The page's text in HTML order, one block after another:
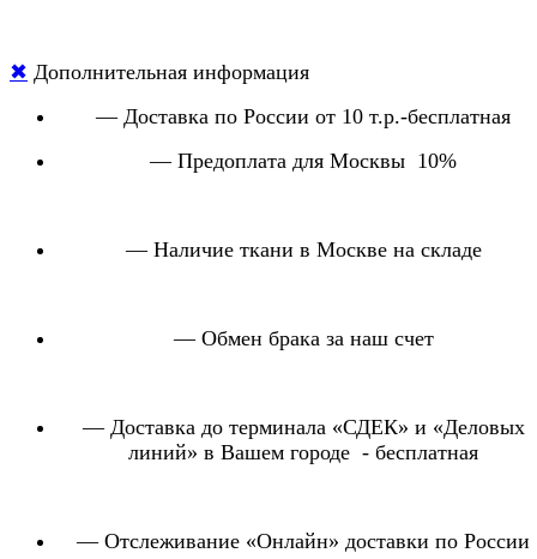
1232413 Портьерная ткань 100% -
Портьерная ткань
0087 1232415 Портьерная ткань 100% -
1232418 Портьерная ткань 100% -
✖ Дополнительная информация
— Доставка по России от 10 т.р.-бесплатная
— Предоплата для Москвы 10%
— Наличие ткани в Москве на складе
— Обмен брака за наш счет
— Доставка до терминала «СДЕК» и «Деловых
линий» в Вашем городе - бесплатная
— Отслеживание «Онлайн» доставки по России